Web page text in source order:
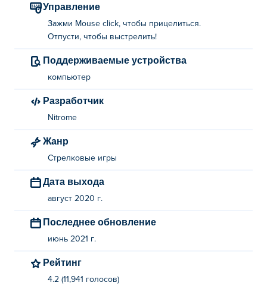
Управление
Зажми Mouse click, чтобы прицелиться.
Отпусти, чтобы выстрелить!
Поддерживаемые устройства
компьютер
Разработчик
Nitrome
Жанр
Стрелковые игры
Дата выхода
август 2020 г.
Последнее обновление
июнь 2021 г.
Рейтинг
4.2 (11,941 голосов)